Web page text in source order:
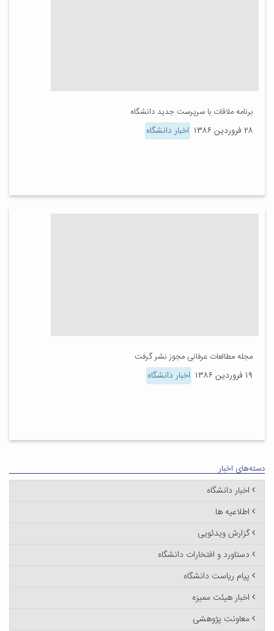
برنامه ملاقات با سرپرست جدید دانشگاه
۲۸ فروردین ۱۳۸۶ اخبار دانشگاه
مجله مطالعات عرفانی مجوز نشر گرفت
۱۹ فروردین ۱۳۸۶ اخبار دانشگاه
دسته‌های اخبار
اخبار دانشگاه
اطلاعیه ها
گزارش ویدئویی
دستاورد و افتخارات دانشگاه
پیام ریاست دانشگاه
اخبار هیئت ممیزه
معاونت پژوهشی